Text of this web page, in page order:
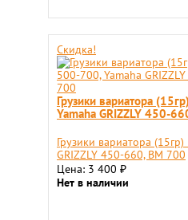
Скидка!
Грузики вариатора
Yamaha GRIZZLY 450-
Грузики вариатора
GRIZZLY 450-660, ВМ 700
Цена: 3 400 ₽
Нет в наличии